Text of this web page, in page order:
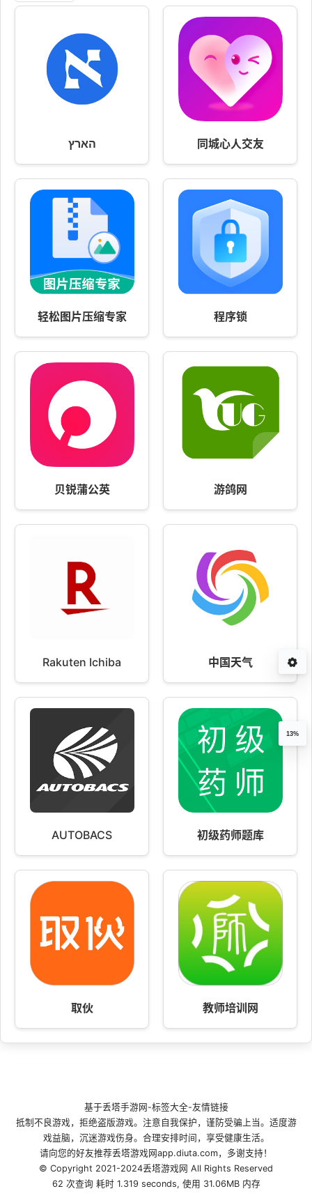
הארץ 同城心人交友
轻松图片压缩专家 程序锁
贝锐蒲公英 游鸽网
Rakuten Ichiba 中国天气
AUTOBACS 初级药师题库
取伙 教师培训网
13%
基于丢塔手游网 -标签大全-友情链接
抵制不良游戏，拒绝盗版游戏。注意自我保护，谨防受骗上当。适度游
戏益脑，沉迷游戏伤身。合理安排时间，享受健康生活。
请向您的好友推荐丢塔游戏网app.diuta.com，多谢支持！
© Copyright 2021-2024丢塔游戏网 All Rights Reserved
62 次查询 耗时 1.319 seconds, 使用 31.06MB 内存